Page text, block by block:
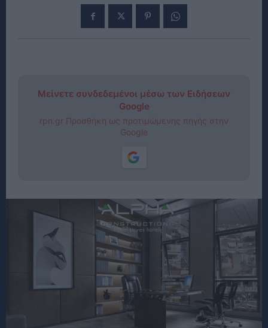
Μείνετε συνδεδεμένοι μέσω των Ειδήσεων
Google
rpn.gr Προσθήκη ως προτιμώμενης πηγής στην
Google